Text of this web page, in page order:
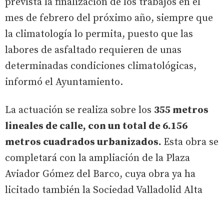
mes de febrero del próximo año, siempre que
la climatología lo permita, puesto que las
labores de asfaltado requieren de unas
determinadas condiciones climatológicas,
informó el Ayuntamiento.
La actuación se realiza sobre los 355 metros
lineales de calle, con un total de 6.156
metros cuadrados urbanizados. Esta obra se
completará con la ampliación de la Plaza
Aviador Gómez del Barco, cuya obra ya ha
licitado también la Sociedad Valladolid Alta